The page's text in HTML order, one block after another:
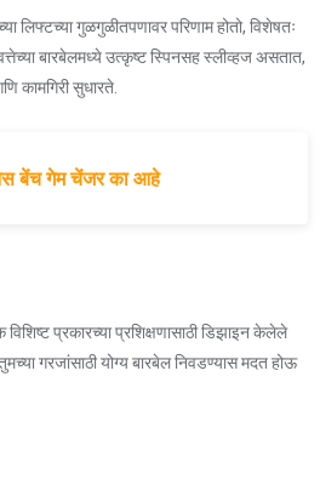
लिफ्टच्या गुळगुळीतपणावर परिणाम होतो, विशेषतः
बारबेलमध्ये उत्कृष्ट स्पिनसह स्लीव्हज असतात,
कामगिरी सुधारते.
बेंच गेम चेंजर का आहे
प्रकारच्या प्रशिक्षणासाठी डिझाइन केलेले
गरजांसाठी योग्य बारबेल निवडण्यास मदत होऊ